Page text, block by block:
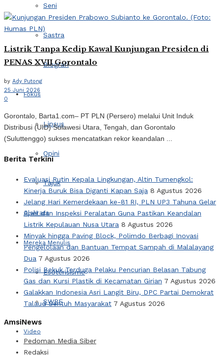
Seni
Sastra
Biografi
Fokus
Lipsus
Opini
Tajuk
Olahraga
Mereka Menulis
Esoterisisme
SWRF
Video
Listrik Tanpa Kedip Kawal Kunjungan Presiden di
PENAS XVII Gorontalo
by Ady Putong
25 Juni 2026
0
Gorontalo, Barta1.com– PT PLN (Persero) melalui Unit Induk
Distribusi (UID) Sulawesi Utara, Tengah, dan Gorontalo
(Suluttenggo) sukses mencatatkan rekor keandalan ...
Berita Terkini
Evaluasi Rutin Kepala Lingkungan, Altin Tumengkol:
Kinerja Buruk Bisa Diganti Kapan Saja 8 Agustus 2026
Jelang Hari Kemerdekaan ke-81 RI, PLN UP3 Tahuna Gelar
Apel dan Inspeksi Peralatan Guna Pastikan Keandalan
Listrik Kepulauan Nusa Utara 8 Agustus 2026
Minyak hingga Paving Block, Polimdo Berbagi Inovasi
Pengelolaan dan Bantuan Tempat Sampah di Malalayang
Dua 7 Agustus 2026
Polisi Bekuk Terduga Pelaku Pencurian Belasan Tabung
Gas dan Kursi Plastik di Kecamatan Girian 7 Agustus 2026
Galakkan Indonesia Asri Langit Biru, DPC Partai Demokrat
Talaud Sentuh Masyarakat 7 Agustus 2026
AmsiNews
Pedoman Media Siber
Redaksi